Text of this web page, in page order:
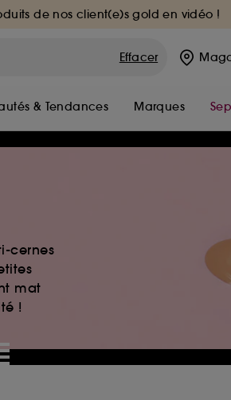
de nos client(e)s gold en vidéo !
Effacer
& Tendances Marques
cernes
mat
!